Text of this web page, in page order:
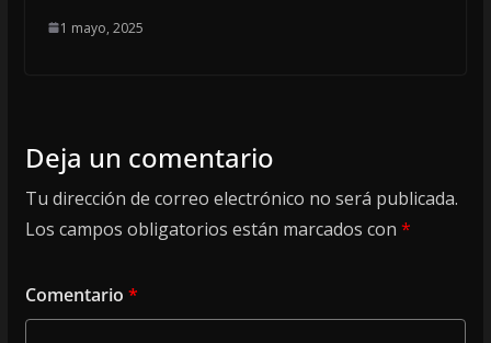
1 mayo, 2025
Deja un comentario
Tu dirección de correo electrónico no será publicada.
Los campos obligatorios están marcados con *
Comentario *